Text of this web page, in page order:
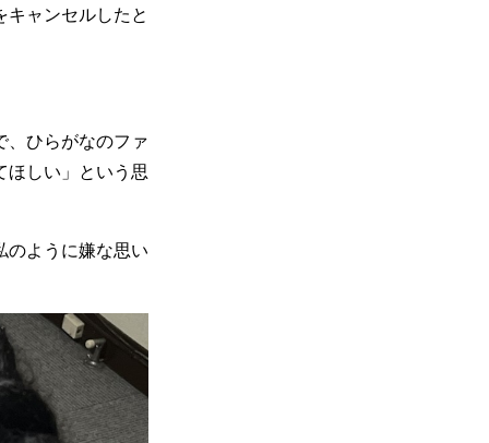
ャンセルしたと
、ひらがなのファ
ほしい」という思
のように嫌な思い